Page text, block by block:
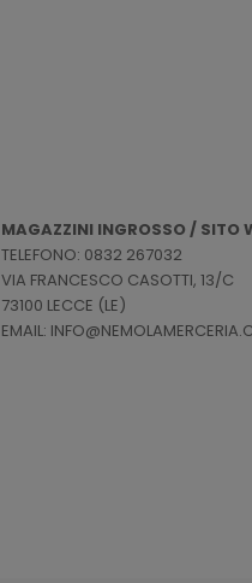
MAGAZZINI INGROSSO / SITO
TELEFONO: 0832 267032
VIA FRANCESCO CASOTTI, 13/C
73100 LECCE (LE)
EMAIL: